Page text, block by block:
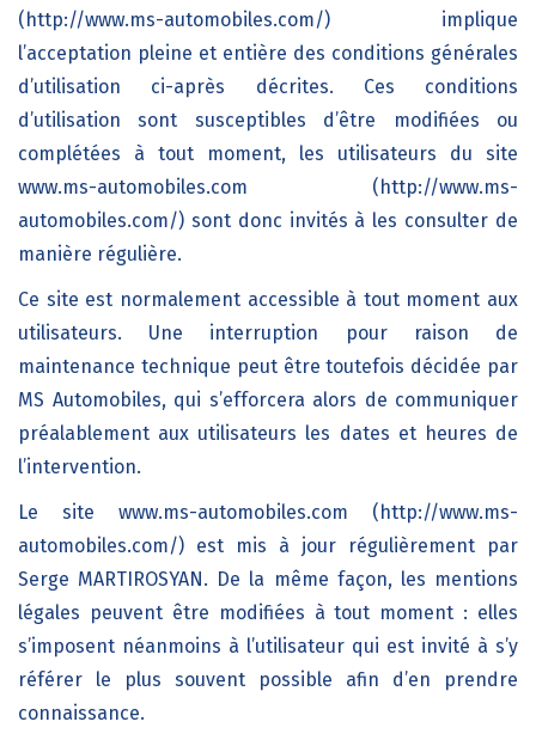
(http://www.ms-automobiles.com/) implique
l’acceptation pleine et entière des conditions générales
d’utilisation ci-après décrites. Ces conditions
d’utilisation sont susceptibles d’être modifiées ou
complétées à tout moment, les utilisateurs du site
www.ms-automobiles.com (http://www.ms-
automobiles.com/) sont donc invités à les consulter de
manière régulière.
Ce site est normalement accessible à tout moment aux
utilisateurs. Une interruption pour raison de
maintenance technique peut être toutefois décidée par
MS Automobiles, qui s’efforcera alors de communiquer
préalablement aux utilisateurs les dates et heures de
l’intervention.
Le site www.ms-automobiles.com (http://www.ms-
automobiles.com/) est mis à jour régulièrement par
Serge MARTIROSYAN. De la même façon, les mentions
légales peuvent être modifiées à tout moment : elles
s’imposent néanmoins à l’utilisateur qui est invité à s’y
référer le plus souvent possible afin d’en prendre
connaissance.